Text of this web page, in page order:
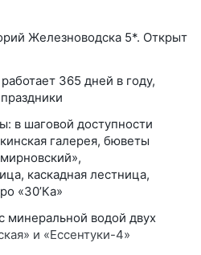
Железноводска 5*. Открыт
365 дней в году,
в шаговой доступности
галерея, бюветы
каскадная лестница,
«30’Ка»
минеральной водой двух
и «Ессентуки-4»